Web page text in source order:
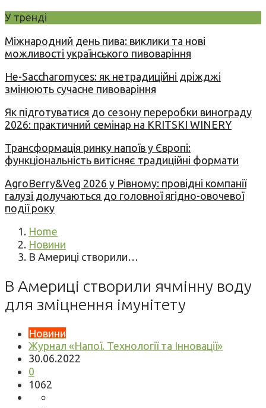
У тренді
Міжнародний день пива: виклики та нові
можливості українського пивоваріння
Не-Saccharomyces: як нетрадиційні дріжджі
змінюють сучасне пивоваріння
Як підготуватися до сезону переробки винограду
2026: практичний семінар на KRITSKI WINERY
Трансформація ринку напоїв у Європі:
функціональність витісняє традиційні формати
AgroBerry&Veg 2026 у Рівному: провідні компанії
галузі долучаються до головної ягідно-овочевої
події року
Home
Новини
В Америці створили…
В Америці створили ячмінну воду
для зміцнення імунітету
Новини
Журнал «Напої. Технології та Інновації»
30.06.2022
0
1062